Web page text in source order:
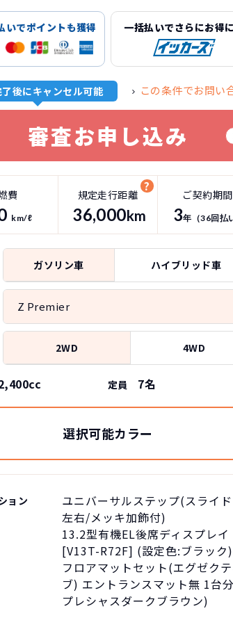
いでポイントも獲得 一括払いでさらにお得
後にキャンセル可能 この条件でお問い
審査お申し込み
費
km/ℓ
規定走行距離
36,000km
ご契約期間
3年（36回払
ガソリン車 ハイブリッド車
Z Premier
2WD 4WD
定員 7名
選択可能カラー
ョン
ユニバーサルステップ(スライ
左右/メッキ加飾付)
13.2型有機EL後席ディスプレイ
[V13T-R72F] (設定色:ブラック)
フロアマットセット(エグゼクテ
ブ) エントランスマット無 1台
プレシャスダークブラウン)